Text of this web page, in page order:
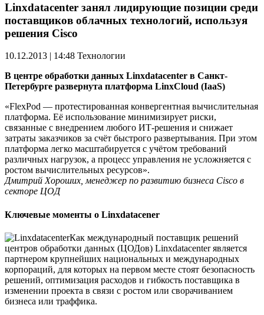
Linxdatacenter занял лидирующие позиции среди
поставщиков облачных технологий, используя
решения Cisco
10.12.2013 | 14:48 Технологии
В центре обработки данных Linxdatacenter в Санкт-
Петербурге развернута платформа LinxCloud (IaaS)
«FlexPod — протестированная конвергентная вычислительная
платформа. Её использование минимизирует риски,
связанные с внедрением любого ИТ-решения и снижает
затраты заказчиков за счёт быстрого развертывания. При этом
платформа легко масштабируется с учётом требований
различных нагрузок, а процесс управления не усложняется с
ростом вычислительных ресурсов».
Дмитрий Хороших, менеджер по развитию бизнеса Cisco в
секторе ЦОД
Ключевые моменты о Linxdatacener
Как международный поставщик решений
центров обработки данных (ЦОДов) Linxdatacenter является
партнером крупнейших национальных и международных
корпораций, для которых на первом месте стоят безопасность
решений, оптимизация расходов и гибкость поставщика в
изменении проекта в связи с ростом или сворачиванием
бизнеса или траффика.